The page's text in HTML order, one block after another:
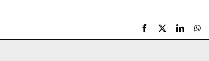
Facebook